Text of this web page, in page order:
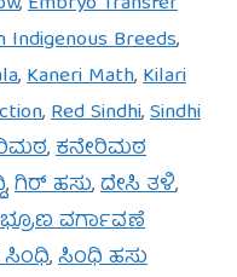
Indigenous Breeds,
,Kaneri Math,Kilari
,Red Sindhi,Sindhi
,ಕನೇರಿಮಠ
,ಗಿರ್ ಹಸು,ದೇಸಿ ತಳಿ,
ಭ್ರೂಣ ವರ್ಗಾವಣೆ
,ಸಿಂಧಿ ಹಸು